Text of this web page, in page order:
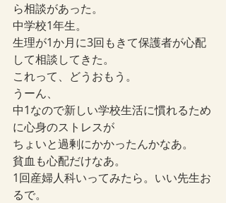
ら相談があった。
中学校1年生。
生理が1か月に3回もきて保護者が心配
して相談してきた。
これって、どうおもう。
うーん、
中1なので新しい学校生活に慣れるため
に心身のストレスが
ちょいと過剰にかかったんかなあ。
貧血も心配だけなあ。
1回産婦人科いってみたら。いい先生お
るで。